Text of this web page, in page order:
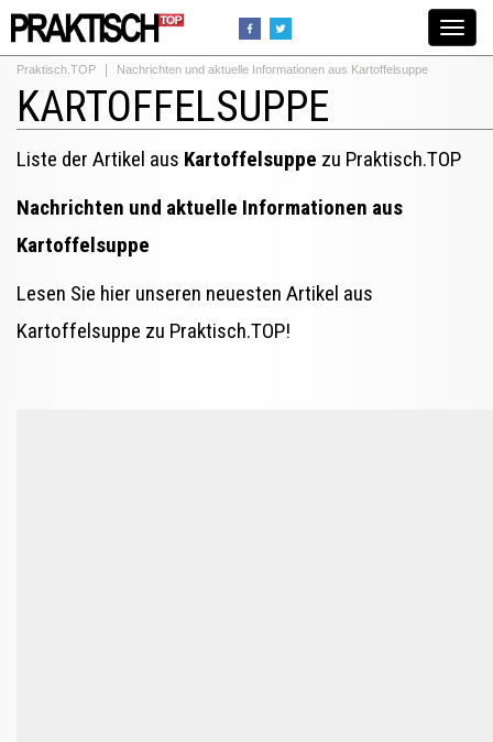
Toggle
Praktisch.TOP Nachrichten und aktuelle Informationen aus Kartoffelsuppe
KARTOFFELSUPPE
Liste der Artikel aus Kartoffelsuppe zu Praktisch.TOP
Nachrichten und aktuelle Informationen aus
Kartoffelsuppe
Lesen Sie hier unseren neuesten Artikel aus
Kartoffelsuppe zu Praktisch.TOP!